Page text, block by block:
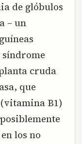
de glóbulos
– un
cruda
que
B1)
los no